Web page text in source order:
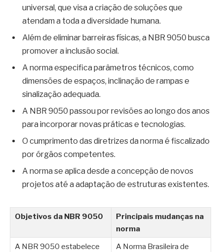
universal, que visa a criação de soluções que
atendam a toda a diversidade humana.
Além de eliminar barreiras físicas, a NBR 9050 busca
promover a inclusão social.
A norma especifica parâmetros técnicos, como
dimensões de espaços, inclinação de rampas e
sinalização adequada.
A NBR 9050 passou por revisões ao longo dos anos
para incorporar novas práticas e tecnologias.
O cumprimento das diretrizes da norma é fiscalizado
por órgãos competentes.
A norma se aplica desde a concepção de novos
projetos até a adaptação de estruturas existentes.
Objetivos da NBR 9050
Principais mudanças na
norma
A NBR 9050 estabelece
A Norma Brasileira de